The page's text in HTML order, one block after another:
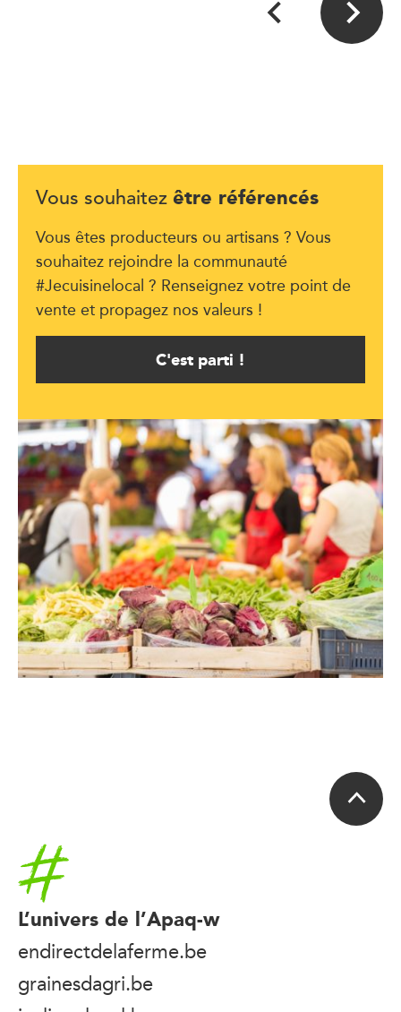
Vous souhaitez être référencés
Vous êtes producteurs ou artisans ? Vous
souhaitez rejoindre la communauté
#Jecuisinelocal ? Renseignez votre point de
vente et propagez nos valeurs !
C'est parti !
Accueil
L’univers de l’Apaq-w
endirectdelaferme.be
grainesdagri.be